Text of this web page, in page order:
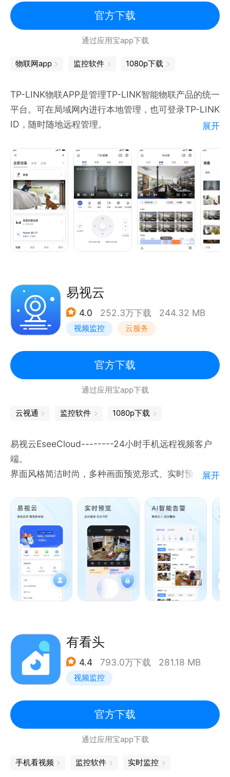
官方下载
通过应用宝app下载
物联网app 监控软件 1080p下载
TP-LINK物联APP是管理TP-LINK智能物联产品的统一
平台。可在局域网内进行本地管理，也可登录TP-LINK
ID，随时随地远程管理。
主要功能：
1. 管理TP-LINK安防监控产品，如网络摄像机、硬盘录
像机等，支持监控画面实时预览、录像、截图、语音对
讲、云台控制及录像回放等功能；
2. 管理TP-LINK无线路由器，支持路由器上网设置、
无线网络设置、上网终端管理等功能；
3. 管理TP-LINK智能家居产品，如可视门铃、太阳能
展开
易视云
4.0 252.3万下载 244.32 MB
视频监控 云服务
官方下载
通过应用宝app下载
云视通 监控软件 1080p下载
易视云EseeCloud--------24小时手机远程视频客户
端。
界面风格简洁时尚，多种画面预览形式、实时预览视频
更多功能，等你来发现，赶快来下载吧！(^o^)(^o^)
(^o^)(^o^)
展开
有看头
4.4 793.0万下载 281.18 MB
视频监控
官方下载
通过应用宝app下载
手机看视频 监控软件 实时监控